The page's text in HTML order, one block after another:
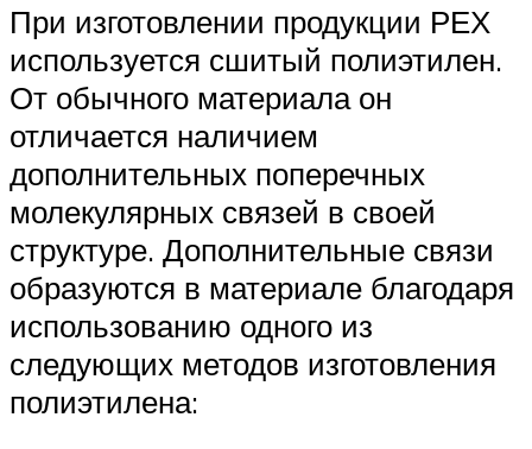
При изготовлении продукции РЕХ
используется сшитый полиэтилен.
От обычного материала он
отличается наличием
дополнительных поперечных
молекулярных связей в своей
структуре. Дополнительные связи
образуются в материале благодаря
использованию одного из
следующих методов изготовления
полиэтилена: